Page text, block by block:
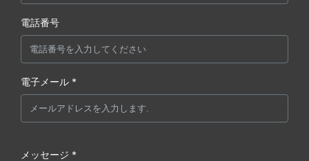
電話番号
電子メール *
メッセージ *